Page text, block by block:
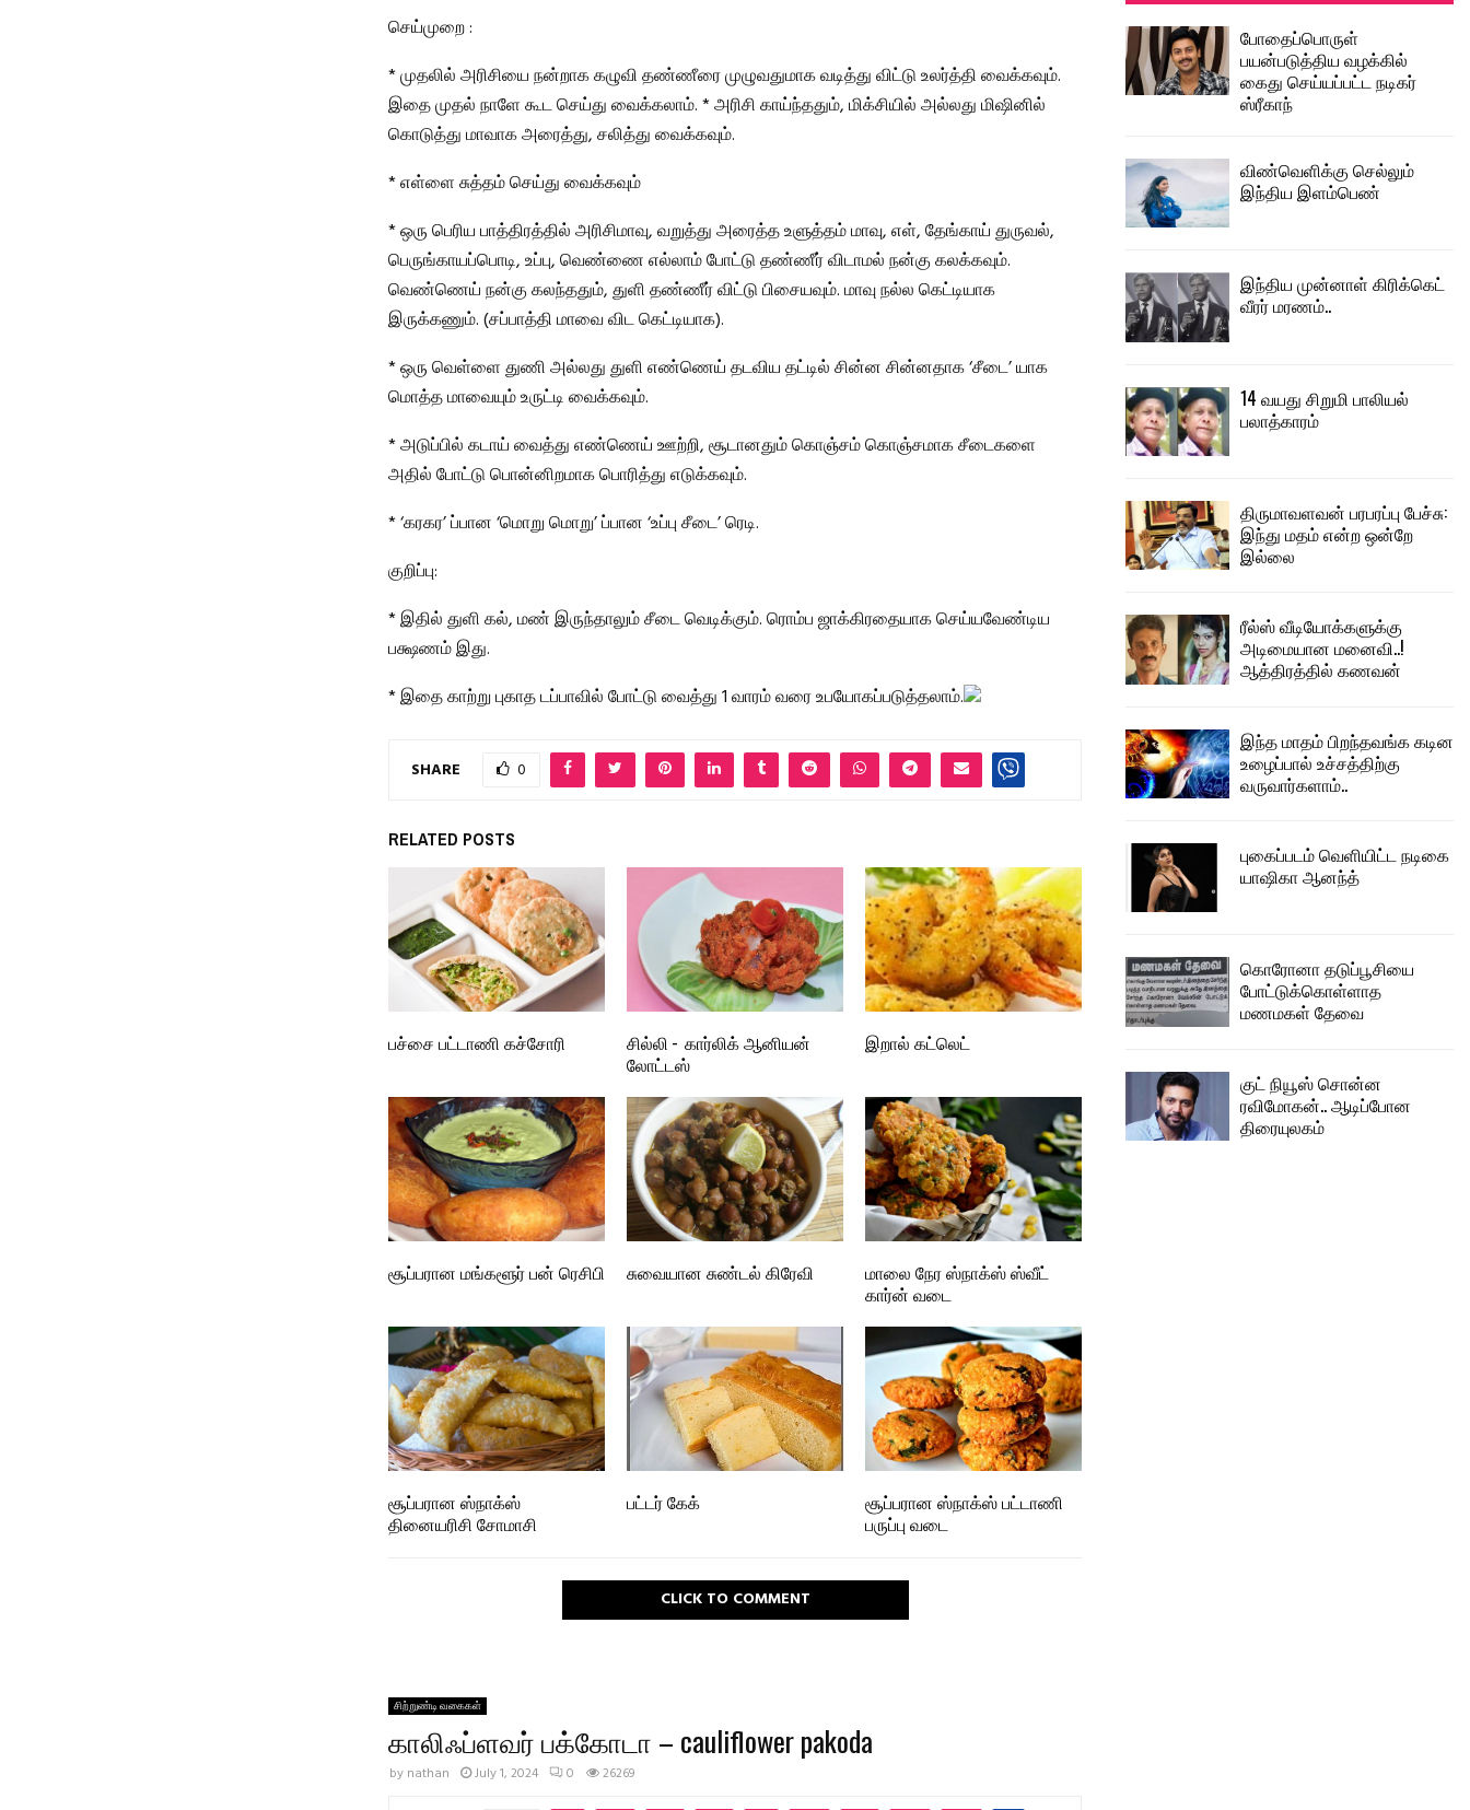
செய்முறை :
* முதலில் அரிசியை நன்றாக கழுவி தண்ணீரை முழுவதுமாக வடித்து விட்டு உலர்த்தி வைக்கவும்.
இதை முதல் நாளே கூட செய்து வைக்கலாம். * அரிசி காய்ந்ததும், மிக்சியில் அல்லது மிஷினில்
கொடுத்து மாவாக அரைத்து, சலித்து வைக்கவும்.
* எள்ளை சுத்தம் செய்து வைக்கவும்
* ஒரு பெரிய பாத்திரத்தில் அரிசிமாவு, வறுத்து அரைத்த உளுத்தம் மாவு, எள், தேங்காய் துருவல்,
பெருங்காயப்பொடி, உப்பு, வெண்ணை எல்லாம் போட்டு தண்ணீர் விடாமல் நன்கு கலக்கவும்.
வெண்ணெய் நன்கு கலந்ததும், துளி தண்ணீர் விட்டு பிசையவும். மாவு நல்ல கெட்டியாக
இருக்கணும். (சப்பாத்தி மாவை விட கெட்டியாக).
* ஒரு வெள்ளை துணி அல்லது துளி எண்ணெய் தடவிய தட்டில் சின்ன சின்னதாக ‘சீடை’ யாக
மொத்த மாவையும் உருட்டி வைக்கவும்.
* அடுப்பில் கடாய் வைத்து எண்ணெய் ஊற்றி, சூடானதும் கொஞ்சம் கொஞ்சமாக சீடைகளை
அதில் போட்டு பொன்னிறமாக பொரித்து எடுக்கவும்.
* ‘கரகர’ ப்பான ‘மொறு மொறு’ ப்பான ‘உப்பு சீடை’ ரெடி.
குறிப்பு:
* இதில் துளி கல், மண் இருந்தாலும் சீடை வெடிக்கும். ரொம்ப ஜாக்கிரதையாக செய்யவேண்டிய
பக்ஷணம் இது.
* இதை காற்று புகாத டப்பாவில் போட்டு வைத்து 1 வாரம் வரை உபயோகப்படுத்தலாம்.
SHARE 0
RELATED POSTS
பச்சை பட்டாணி கச்சோரி
சில்லி - கார்லிக் ஆனியன்
லோட்டஸ்
இறால் கட்லெட்
சூப்பரான மங்களூர் பன் ரெசிபி சுவையான சுண்டல் கிரேவி
மாலை நேர ஸ்நாக்ஸ் ஸ்வீட்
கார்ன் வடை
சூப்பரான ஸ்நாக்ஸ்
தினையரிசி சோமாசி
பட்டர் கேக்
சூப்பரான ஸ்நாக்ஸ் பட்டாணி
பருப்பு வடை
CLICK TO COMMENT
சிற்றுண்டி வகைகள்
காலிஃப்ளவர் பக்கோடா – cauliflower pakoda
by nathan July 1, 2024 0 26269
f
o
r
:
போதைப்பொருள்
பயன்படுத்திய வழக்கில்
கைது செய்யப்பட்ட நடிகர்
ஸ்ரீகாந்
விண்வெளிக்கு செல்லும்
இந்திய இளம்பெண்
இந்திய முன்னாள் கிரிக்கெட்
வீரர் மரணம்..
14 வயது சிறுமி பாலியல்
பலாத்காரம்
திருமாவளவன் பரபரப்பு பேச்சு:
இந்து மதம் என்ற ஒன்றே
இல்லை
ரீல்ஸ் வீடியோக்களுக்கு
அடிமையான மனைவி..!
ஆத்திரத்தில் கணவன்
இந்த மாதம் பிறந்தவங்க கடின
உழைப்பால் உச்சத்திற்கு
வருவார்களாம்..
புகைப்படம் வெளியிட்ட நடிகை
யாஷிகா ஆனந்த்
கொரோனா தடுப்பூசியை
போட்டுக்கொள்ளாத
மணமகள் தேவை
குட் நியூஸ் சொன்ன
ரவிமோகன்.. ஆடிப்போன
திரையுலகம்